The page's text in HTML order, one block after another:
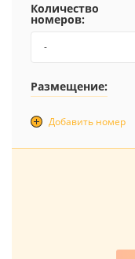
Количество
номеров:
-
Размещение:
Добавить номер